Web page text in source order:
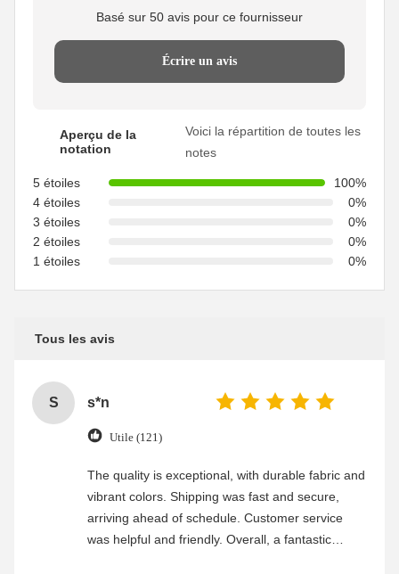
Basé sur 50 avis pour ce fournisseur
Écrire un avis
Aperçu de la
notation
Voici la répartition de toutes les
notes
5 étoiles
100%
4 étoiles
0%
3 étoiles
0%
2 étoiles
0%
1 étoiles
0%
Tous les avis
S s*n
Utile (121)
The quality is exceptional, with durable fabric and
vibrant colors. Shipping was fast and secure,
arriving ahead of schedule. Customer service
was helpful and friendly. Overall, a fantastic